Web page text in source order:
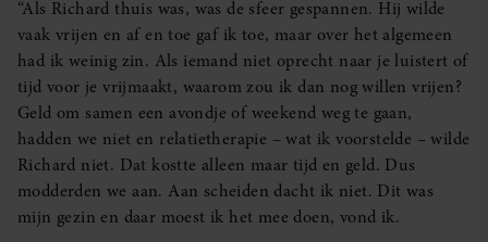
“Als Richard thuis was, was de sfeer gespannen. Hij wilde
vaak vrijen en af en toe gaf ik toe, maar over het algemeen
had ik weinig zin. Als iemand niet oprecht naar je luistert of
tijd voor je vrijmaakt, waarom zou ik dan nog willen vrijen?
Geld om samen een avondje of weekend weg te gaan,
hadden we niet en relatietherapie – wat ik voorstelde – wilde
Richard niet. Dat kostte alleen maar tijd en geld. Dus
modderden we aan. Aan scheiden dacht ik niet. Dit was
mijn gezin en daar moest ik het mee doen, vond ik.